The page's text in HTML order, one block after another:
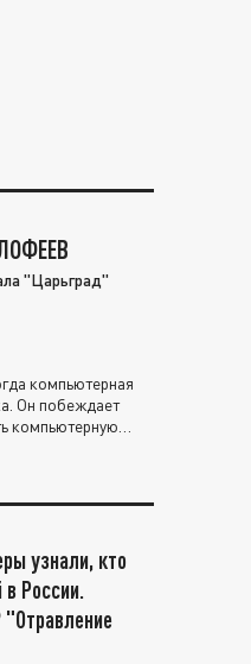
"Царьград"
компьютерная
Он побеждает
компьютерную
узнали, кто
России.